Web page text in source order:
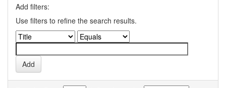
Add filters:
Use filters to refine the search results.